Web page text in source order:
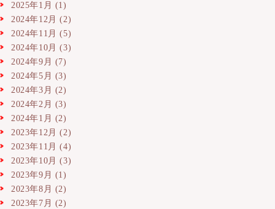
2025年1月 (1)
2024年12月 (2)
2024年11月 (5)
2024年10月 (3)
2024年9月 (7)
2024年5月 (3)
2024年3月 (2)
2024年2月 (3)
2024年1月 (2)
2023年12月 (2)
2023年11月 (4)
2023年10月 (3)
2023年9月 (1)
2023年8月 (2)
2023年7月 (2)